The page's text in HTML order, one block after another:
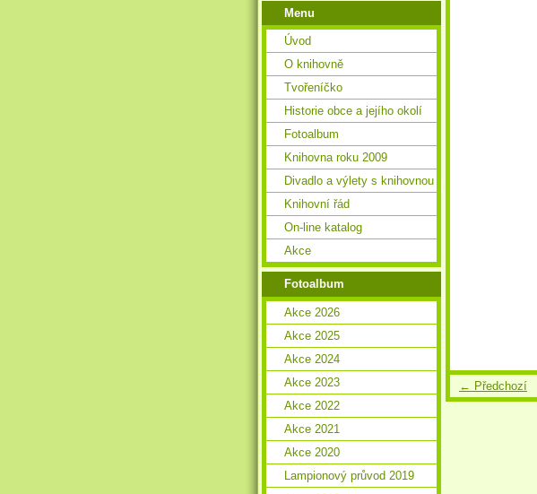
← Předchozí
Menu
Úvod
O knihovně
Tvořeníčko
Historie obce a jejího okolí
Fotoalbum
Knihovna roku 2009
Divadlo a výlety s knihovnou
Knihovní řád
On-line katalog
Akce
Fotoalbum
Akce 2026
Akce 2025
Akce 2024
Akce 2023
Akce 2022
Akce 2021
Akce 2020
Lampionový průvod 2019